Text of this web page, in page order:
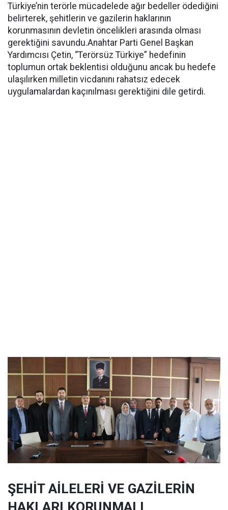
Türkiye’nin terörle mücadelede ağır bedeller ödediğini
belirterek, şehitlerin ve gazilerin haklarının
korunmasının devletin öncelikleri arasında olması
gerektiğini savundu.Anahtar Parti Genel Başkan
Yardımcısı Çetin, “Terörsüz Türkiye” hedefinin
toplumun ortak beklentisi olduğunu ancak bu hedefe
ulaşılırken milletin vicdanını rahatsız edecek
uygulamalardan kaçınılması gerektiğini dile getirdi.
ŞEHİT AİLELERİ VE GAZİLERİN